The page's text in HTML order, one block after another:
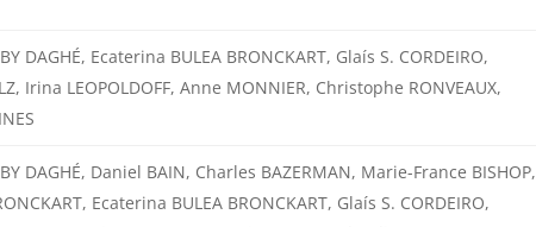
DAGHÉ, Ecaterina BULEA BRONCKART, Glaís S. CORDEIRO,
Irina LEOPOLDOFF, Anne MONNIER, Christophe RONVEAUX,
DAGHÉ, Daniel BAIN, Charles BAZERMAN, Marie-France BISHOP,
Ecaterina BULEA BRONCKART, Glaís S. CORDEIRO,